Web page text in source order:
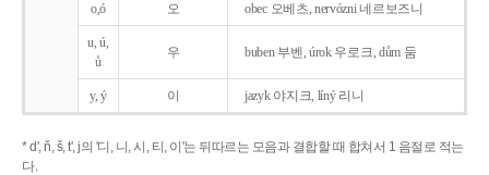
o,ó 오 obec 오베츠, nervózni 네르보즈니
u, ú,
ů
우 buben 부벤, úrok 우로크, dům 둠
y, ý 이 jazyk야지크, líný 리니
* d', ň, š, t', j의 '디, 니, 시, 티, 이'는 뒤따르는 모음과 결합할 때 합쳐서 1 음절로 적는
다.